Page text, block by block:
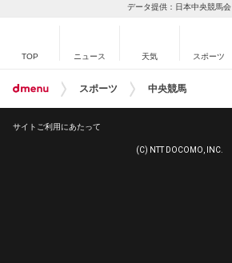
データ提供：日本中央競馬会
TOP ニュース 天気 スポーツ
スポーツ 中央競馬
サイトご利用にあたって
(C) NTT DOCOMO, INC.